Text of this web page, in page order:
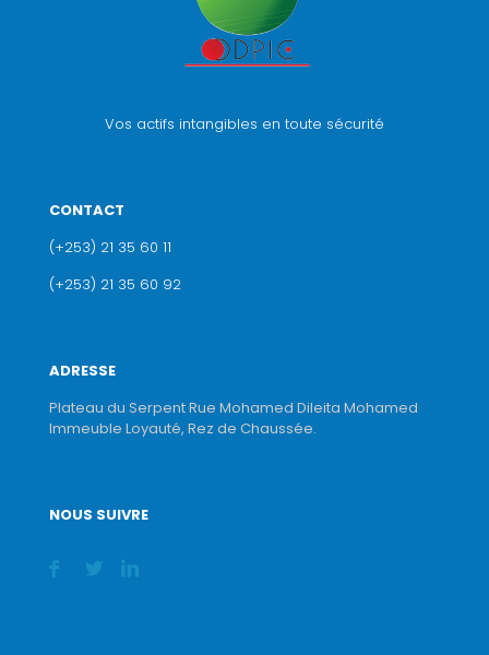
Vos actifs intangibles en toute sécurité
CONTACT
(+253) 21 35 60 11
(+253) 21 35 60 92
ADRESSE
Plateau du Serpent Rue Mohamed Dileita Mohamed
Immeuble Loyauté, Rez de Chaussée.
NOUS SUIVRE